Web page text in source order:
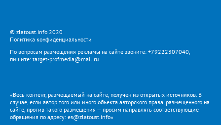
© zlatoust.info 2020
Политика конфиденциальности
По вопросам размещения рекламы на сайте звоните: +79222307040,
пишите: target-profmedia@mail.ru
«Весь контент, размещаемый на сайте, получен из открытых источников. В
случае, если автор того или иного объекта авторского права, размещенного на
сайте, против такого размещения — просим направлять соответствующие
обращения по адресу: es@zlatoust.info»